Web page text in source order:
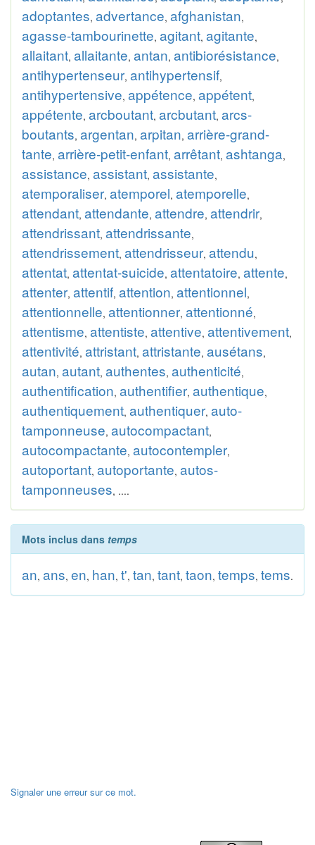
adoptantes, advertance, afghanistan,
agasse-tambourinette, agitant, agitante,
allaitant, allaitante, antan, antibiorésistance,
antihypertenseur, antihypertensif,
antihypertensive, appétence, appétent,
appétente, arcboutant, arcbutant, arcs-
boutants, argentan, arpitan, arrière-grand-
tante, arrière-petit-enfant, arrêtant, ashtanga,
assistance, assistant, assistante,
atemporaliser, atemporel, atemporelle,
attendant, attendante, attendre, attendrir,
attendrissant, attendrissante,
attendrissement, attendrisseur, attendu,
attentat, attentat-suicide, attentatoire, attente,
attenter, attentif, attention, attentionnel,
attentionnelle, attentionner, attentionné,
attentisme, attentiste, attentive, attentivement,
attentivité, attristant, attristante, ausétans,
autan, autant, authentes, authenticité,
authentification, authentifier, authentique,
authentiquement, authentiquer, auto-
tamponneuse, autocompactant,
autocompactante, autocontempler,
autoportant, autoportante, autos-
tamponneuses, ....
Mots inclus dans temps
an, ans, en, han, t', tan, tant, taon, temps, tems.
Signaler une erreur sur ce mot.